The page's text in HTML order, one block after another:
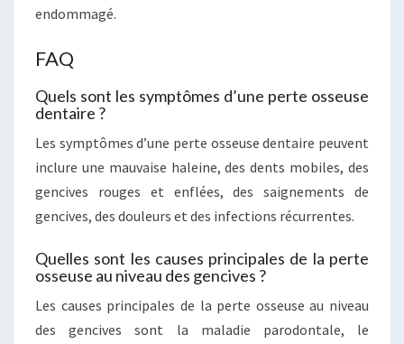
endommagé.
FAQ
Quels sont les symptômes d’une perte osseuse
dentaire ?
Les symptômes d’une perte osseuse dentaire peuvent
inclure une mauvaise haleine, des dents mobiles, des
gencives rouges et enflées, des saignements de
gencives, des douleurs et des infections récurrentes.
Quelles sont les causes principales de la perte
osseuse au niveau des gencives ?
Les causes principales de la perte osseuse au niveau
des gencives sont la maladie parodontale, le